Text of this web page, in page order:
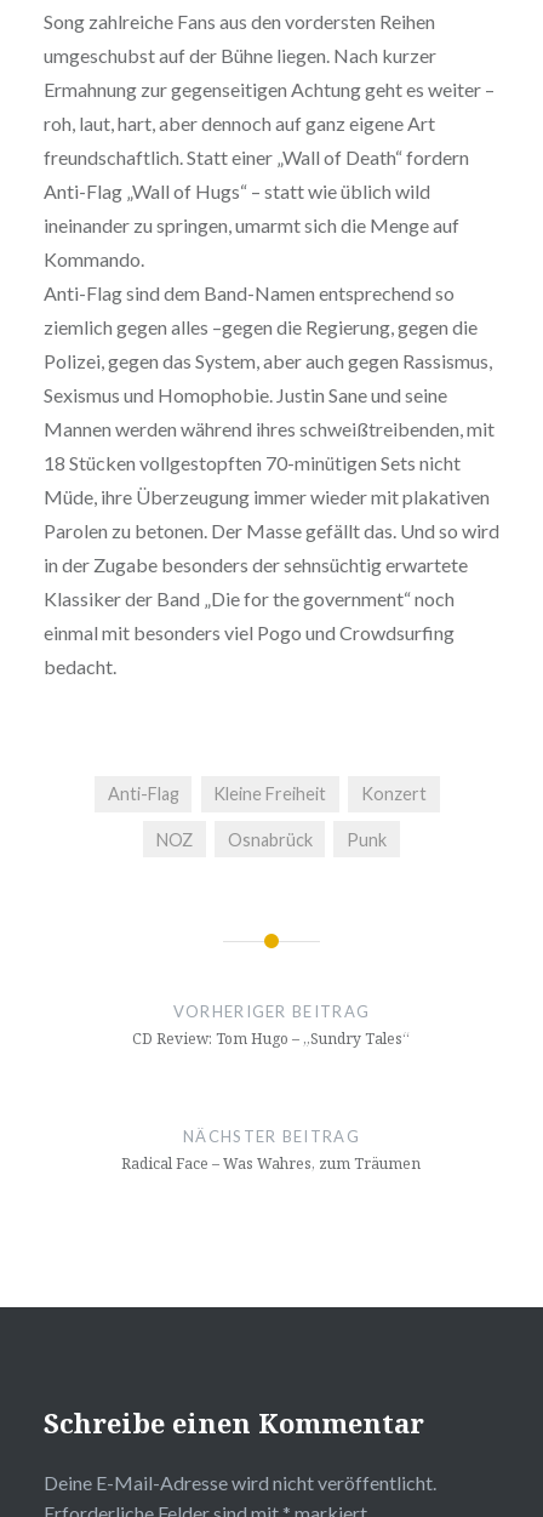
Song zahlreiche Fans aus den vordersten Reihen
umgeschubst auf der Bühne liegen. Nach kurzer
Ermahnung zur gegenseitigen Achtung geht es weiter –
roh, laut, hart, aber dennoch auf ganz eigene Art
freundschaftlich. Statt einer „Wall of Death“ fordern
Anti-Flag „Wall of Hugs“ – statt wie üblich wild
ineinander zu springen, umarmt sich die Menge auf
Kommando.
Anti-Flag sind dem Band-Namen entsprechend so
ziemlich gegen alles –gegen die Regierung, gegen die
Polizei, gegen das System, aber auch gegen Rassismus,
Sexismus und Homophobie. Justin Sane und seine
Mannen werden während ihres schweißtreibenden, mit
18 Stücken vollgestopften 70-minütigen Sets nicht
Müde, ihre Überzeugung immer wieder mit plakativen
Parolen zu betonen. Der Masse gefällt das. Und so wird
in der Zugabe besonders der sehnsüchtig erwartete
Klassiker der Band „Die for the government“ noch
einmal mit besonders viel Pogo und Crowdsurfing
bedacht.
Anti-Flag Kleine Freiheit Konzert
NOZ Osnabrück Punk
Beitragsnavigation
VORHERIGER BEITRAG
CD Review: Tom Hugo – „Sundry Tales“
NÄCHSTER BEITRAG
Radical Face – Was Wahres, zum Träumen
Schreibe einen Kommentar
Deine E-Mail-Adresse wird nicht veröffentlicht.